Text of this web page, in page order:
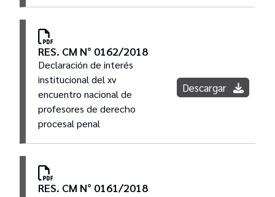
RES. CM N° 0162/2018
Declaración de interés
institucional del xv
encuentro nacional de
profesores de derecho
procesal penal
Descargar
RES. CM N° 0161/2018